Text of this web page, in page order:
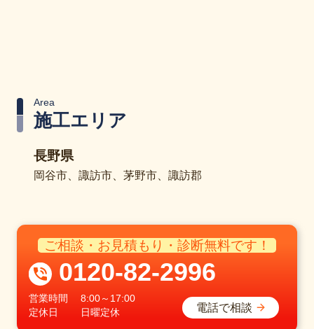
施工エリア
Area
長野県
岡谷市、諏訪市、茅野市、諏訪郡
ご相談・お見積もり・診断無料です！
0120-82-2996
営業時間
8:00～17:00
定休日
日曜定休 電話で相談